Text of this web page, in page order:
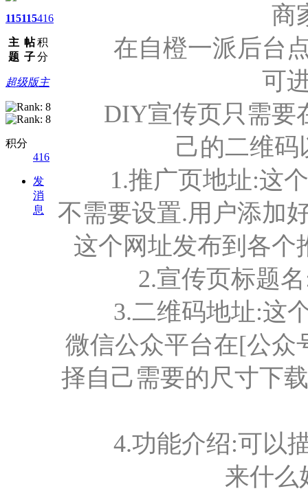
115
主
题
115
帖
子
416
积
分
超级版主
积分
416
发
消
息
商
在自橙一派后台点
可
DIY宣传页只需要在
己的二维码
1.推广页地址:这个
不需要设置.用户添加
这个网址发布到各个
2.宣传页标题名:
3.二维码地址:这个
微信公众平台在[公众
择自己需要的尺寸下
4.功能介绍:可以描
来什么